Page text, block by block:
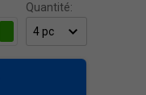
Quantité: